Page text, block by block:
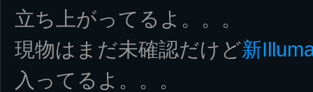
立ち上がってるよ。。。
現物はまだ未確認だけど新
入ってるよ。。。